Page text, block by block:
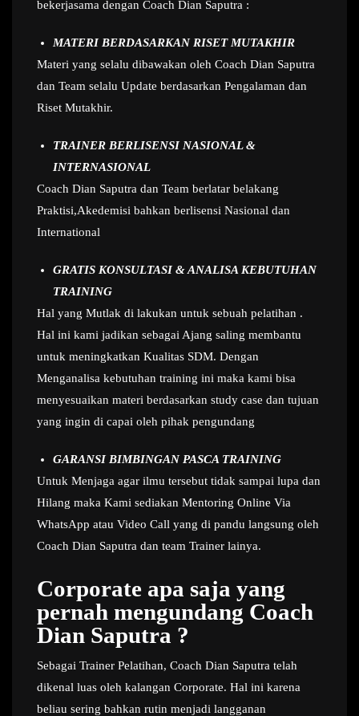
bekerjasama dengan Coach Dian Saputra :
MATERI BERDASARKAN RISET MUTAKHIR
Materi yang selalu dibawakan oleh Coach Dian Saputra
dan Team selalu Update berdasarkan Pengalaman dan
Riset Mutakhir.
TRAINER BERLISENSI NASIONAL &
INTERNASIONAL
Coach Dian Saputra dan Team berlatar belakang
Praktisi,Akedemisi bahkan berlisensi Nasional dan
International
GRATIS KONSULTASI & ANALISA KEBUTUHAN
TRAINING
Hal yang Mutlak di lakukan untuk sebuah pelatihan .
Hal ini kami jadikan sebagai Ajang saling membantu
untuk meningkatkan Kualitas SDM. Dengan
Menganalisa kebutuhan training ini maka kami bisa
menyesuaikan materi berdasarkan study case dan tujuan
yang ingin di capai oleh pihak pengundang
GARANSI BIMBINGAN PASCA TRAINING
Untuk Menjaga agar ilmu tersebut tidak sampai lupa dan
Hilang maka Kami sediakan Mentoring Online Via
WhatsApp atau Video Call yang di pandu langsung oleh
Coach Dian Saputra dan team Trainer lainya.
Corporate apa saja yang
pernah mengundang Coach
Dian Saputra ?
Sebagai Trainer Pelatihan, Coach Dian Saputra telah
dikenal luas oleh kalangan Corporate. Hal ini karena
beliau sering bahkan rutin menjadi langganan